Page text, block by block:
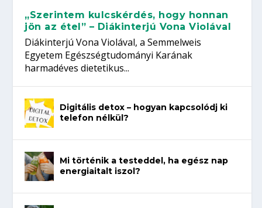
„Szerintem kulcskérdés, hogy honnan
jön az étel” – Diákinterjú Vona Violával
Diákinterjú Vona Violával, a Semmelweis
Egyetem Egészségtudományi Karának
harmadéves dietetikus...
Digitális detox – hogyan kapcsolódj ki
telefon nélkül?
Mi történik a testeddel, ha egész nap
energiaitalt iszol?